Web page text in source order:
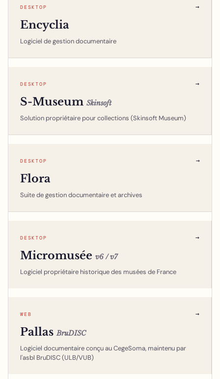
DESKTOP →
Encyclia
Logiciel de gestion documentaire
DESKTOP →
S-Museum Skinsoft
Solution propriétaire pour collections (Skinsoft Museum)
DESKTOP →
Flora
Suite de gestion documentaire et archives
DESKTOP →
Micromusée v6 / v7
Logiciel propriétaire historique des musées de France
WEB →
PallasBruDISC
Logiciel documentaire conçu au CegeSoma, maintenu par
l'asbl BruDISC (ULB/VUB)